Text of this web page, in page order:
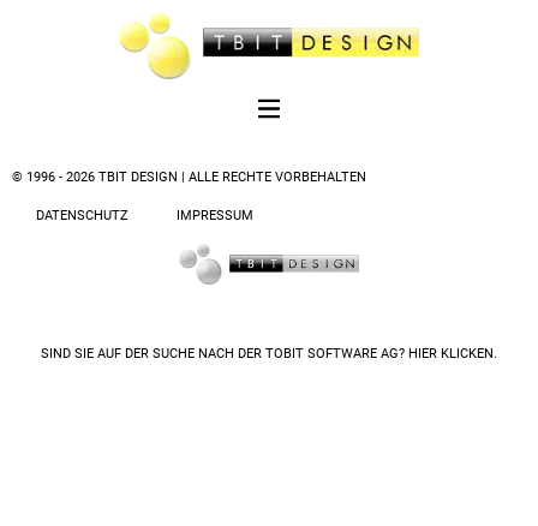
© 1996 - 2026 TBIT DESIGN | ALLE RECHTE VORBEHALTEN
DATENSCHUTZ IMPRESSUM
SIND SIE AUF DER SUCHE NACH DER TOBIT SOFTWARE AG? HIER KLICKEN.